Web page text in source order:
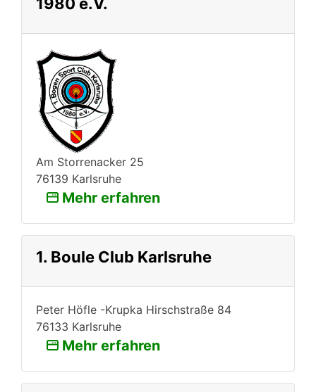
Am Storrenacker 25
76139 Karlsruhe
Mehr erfahren
1. Boule Club Karlsruhe
Peter Höfle -Krupka Hirschstraße 84
76133 Karlsruhe
Mehr erfahren